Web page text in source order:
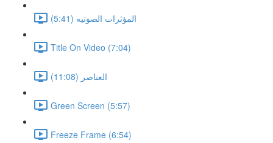
المؤثرات الصوتيه (5:41)
Title On Video (7:04)
العناصر (11:08)
Green Screen (5:57)
Freeze Frame (6:54)